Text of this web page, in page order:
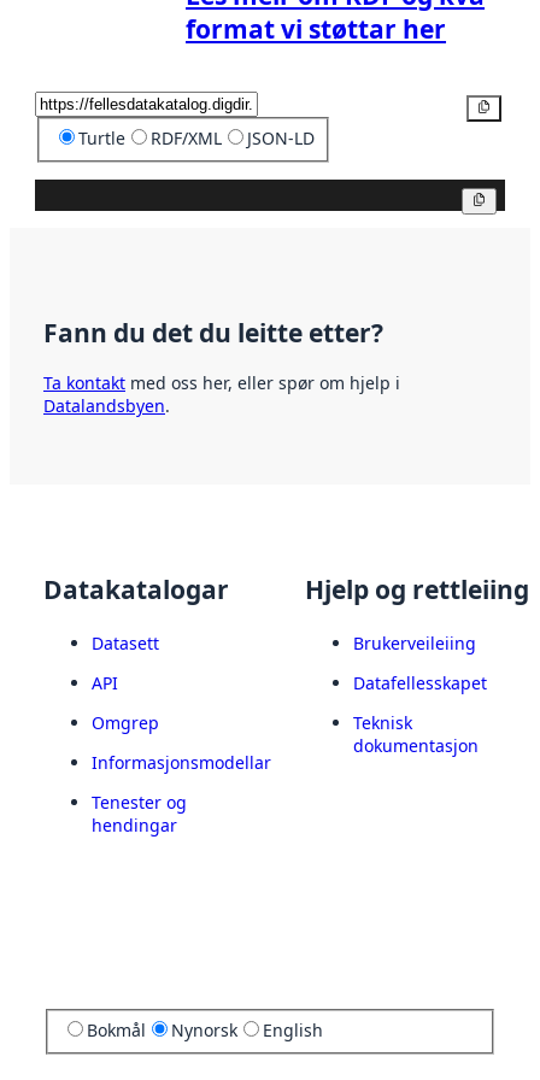
format vi støttar her
Turtle RDF/XML JSON-LD
Fann du det du leitte etter?
Ta kontakt med oss her, eller spør om hjelp i
Datalandsbyen.
Datakatalogar
Datasett
API
Omgrep
Informasjonsmodellar
Tenester og
hendingar
Hjelp og rettleiing
Brukerveileiing
Datafellesskapet
Teknisk
dokumentasjon
Bokmål Nynorsk English